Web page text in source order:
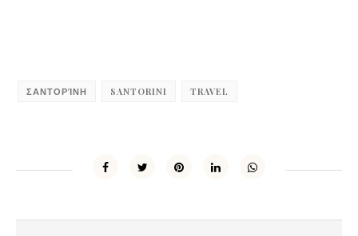
ΣΑΝΤΟΡΊΝΗ SANTORINI TRAVEL